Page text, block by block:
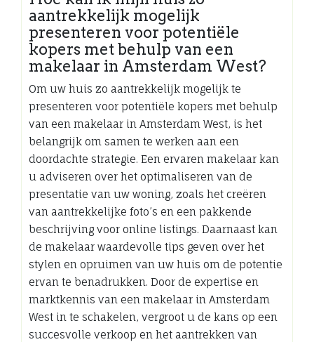
aantrekkelijk mogelijk
presenteren voor potentiële
kopers met behulp van een
makelaar in Amsterdam West?
Om uw huis zo aantrekkelijk mogelijk te
presenteren voor potentiële kopers met behulp
van een makelaar in Amsterdam West, is het
belangrijk om samen te werken aan een
doordachte strategie. Een ervaren makelaar kan
u adviseren over het optimaliseren van de
presentatie van uw woning, zoals het creëren
van aantrekkelijke foto’s en een pakkende
beschrijving voor online listings. Daarnaast kan
de makelaar waardevolle tips geven over het
stylen en opruimen van uw huis om de potentie
ervan te benadrukken. Door de expertise en
marktkennis van een makelaar in Amsterdam
West in te schakelen, vergroot u de kans op een
succesvolle verkoop en het aantrekken van